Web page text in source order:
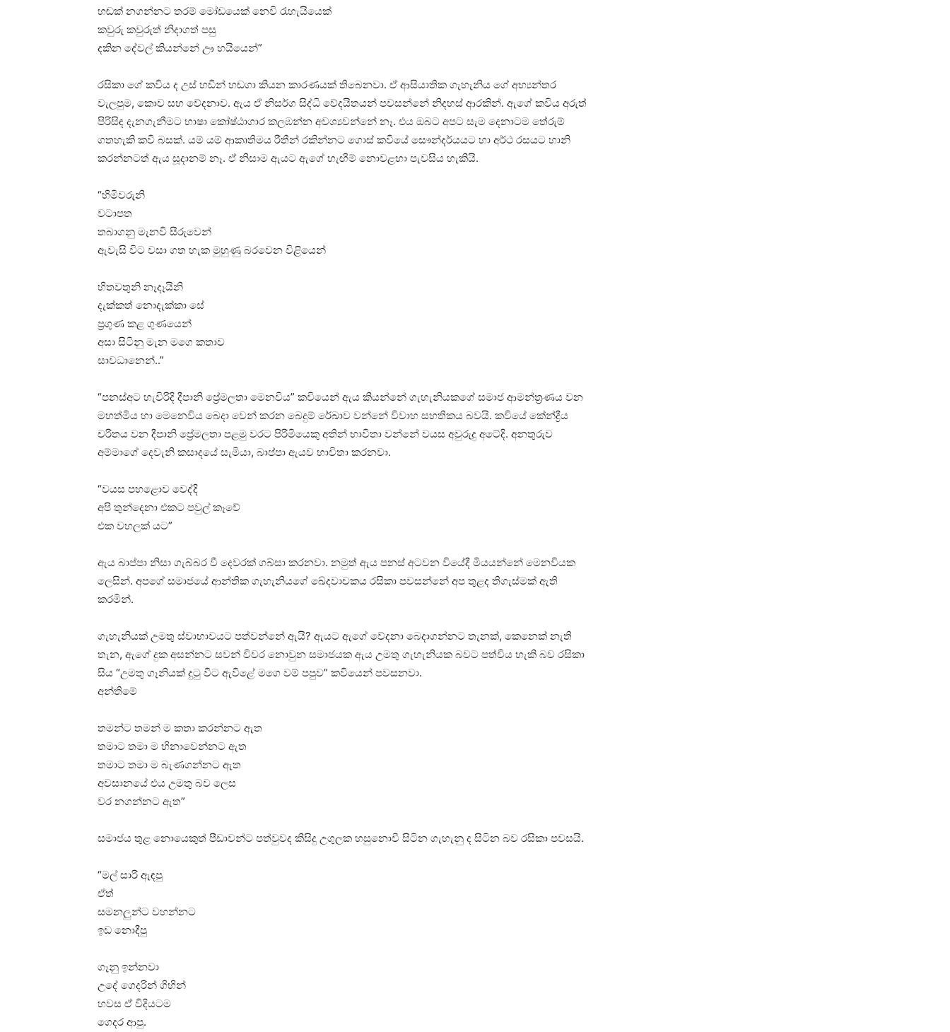
හඬක් නගන්නට තරම් මෝඩයෙක් නෙවි රැහැයියෙක්
කවුරු කවුරුත් නිදාගත් පසු
දකින දේවල් කියන්නේ ඌ හයියෙන්”
රසිකා ගේ කවිය ද උස් හඬින් හඬගා කියන කාරණයක් තිබෙනවා. ඒ ආසියාතික ගැහැනිය ගේ අභ්‍යන්තර
වැලපුම, කොව සහ වේදනාව. ඇය ඒ නිසර්ග සිද්ධි වේදයිතයන් පවසන්නේ නිදහස් ආරකින්. ඇගේ කවිය අරුත්
පිරිසිඳ දැනගැනීමට භාෂා කෝෂ්ඨාගාර කලඹන්න අවශ්‍යවන්නේ නෑ. එය ඔබට අපට සැම දෙනාටම තේරුම්
ගතහැකි කවි බසක්. යම් යම් ආකෘතිමය රීතීන් රකින්නට ගොස් කවියේ සෞන්දර්යයට හා අර්ථ රසයට හානි
කරන්නටත් ඇය සූදානම් නෑ. ඒ නිසාම ඇයට ඇගේ හැඟීම් නොවළහා පැවසිය හැකියි.
“හිමිවරුනි
වටාපත
තබාගනු මැනවි සීරුවෙන්
ඇවැසි විට වසා ගත හැක මුහුණු බරවෙන විළියෙන්
හිතවතුනි නෑදෑයිනි
දැක්කත් නොදැක්කා සේ
ප්‍රගුණ කළ ගුණයෙන්
අසා සිටිනු මැන මගෙ කතාව
සාවධානෙන්..”
“පනස්අට හැවිරිදි දීපානි ප්‍රේමලතා මෙනවිය” කවියෙන් ඇය කියන්නේ ගැහැනියකගේ සමාජ ආමන්ත්‍රණය වන
මහත්මිය හා මෙනෙවිය බෙදා වෙන් කරන බෙදුම් රේඛාව වන්නේ විවාහ සහතිකය බවයි. කවියේ කේන්ද්‍රීය
චරිතය වන දීපානි ප්‍රේමලතා පළමු වරට පිරිමියෙකු අතින් භාවිතා වන්නේ වයස අවුරුදු අටේදි. අනතුරුව
අම්මාගේ දෙවැනි කසාදයේ සැමියා, බාප්පා ඇයව භාවිතා කරනවා.
“වයස පහළොව වෙද්දි
අපි තුන්දෙනා එකට පවුල් කෑවේ
එක වහලක් යට”
ඇය බාප්පා නිසා ගැබ්බර වී දෙවරක් ගබ්සා කරනවා. නමුත් ඇය පනස් අටවන වියේදී මියයන්නේ මෙනවියක
ලෙසින්. අපගේ සමාජයේ ආන්තික ගැහැනියගේ ඛේදවාචකය රසිකා පවසන්නේ අප තුළද තිගැස්මක් ඇති
කරමින්.
ගැහැනියක් උමතු ස්වාභාවයට පත්වන්නේ ඇයි? ඇයට ඇගේ වේදනා බෙදාගන්නට තැනක්, කෙනෙක් නැති
තැන, ඇගේ දුක අසන්නට සවන් විවර නොවුන සමාජයක ඇය උමතු ගැහැනියක බවට පත්විය හැකි බව රසිකා
සිය “උමතු ගෑනියක් දුටු විට ඇවිළේ මගෙ වම් පපුව” කවියෙන් පවසනවා.
අන්තිමේ
තමන්ට තමන් ම කතා කරන්නට ඇත
තමාට තමා ම හිනාවෙන්නට ඇත
තමාට තමා ම බැණගන්නට ඇත
අවසානයේ එය උමතු බව ලෙස
වර නගන්නට ඇත”
සමාජය තුළ නොයෙකුත් පීඩාවන්ට පත්වුවද කිසිදු උගුලක හසුනොවී සිටින ගැහැනු ද සිටින බව රසිකා පවසයි.
“මල් සාරි ඇඳපු
ඒත්
සමනලුන්ට වහන්නට
ඉඩ නොදීපු
ගෑනු ඉන්නවා
උදේ ගෙදරින් ගිහින්
හවස ඒ විදියටම
ගෙදර ආපු.